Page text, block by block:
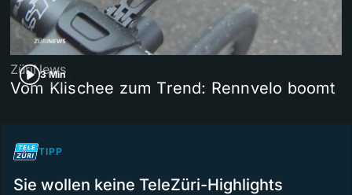
3 Min
ZüriNews
Vom Klischee zum Trend: Rennvelo boomt
TIPP
Sie wollen keine TeleZüri-Highlights